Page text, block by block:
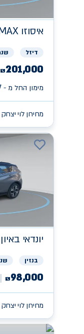
איסוזו
דיזל שנת
₪201,000
מימון החל מ -
מחירון לוי
יונדאי PRIME PLUS באיון
בנזין שנת
₪98,000
מחירון לוי